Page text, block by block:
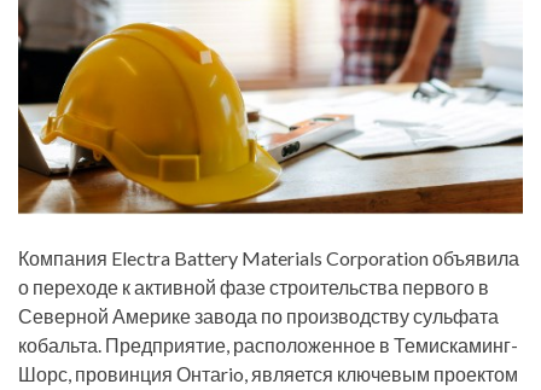
Компания Electra Battery Materials Corporation объявила
о переходе к активной фазе строительства первого в
Северной Америке завода по производству сульфата
кобальта. Предприятие, расположенное в Темискаминг-
Шорс, провинция Онтаrio, является ключевым проектом